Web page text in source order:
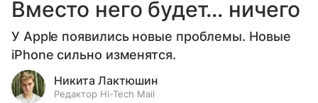
Вместо него будет… ничего
У Apple появились новые проблемы. Новые
iPhone сильно изменятся.
Никита Лактюшин
Редактор Hi-Tech Mail